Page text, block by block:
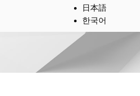
日本語
한국어